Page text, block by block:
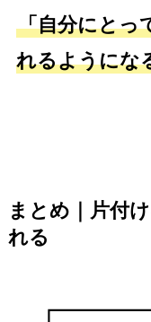
「自分にとっ
れるようにな
まとめ｜片付
れる